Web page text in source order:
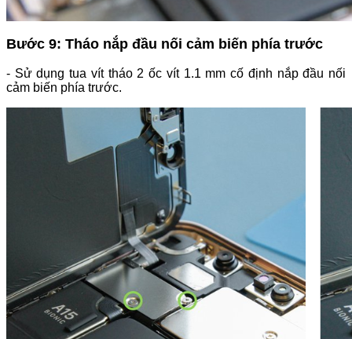
Bước 9: Tháo nắp đầu nối cảm biến phía trước
- Sử dụng tua vít tháo 2 ốc vít 1.1 mm cố định nắp đầu nối
cảm biến phía trước.